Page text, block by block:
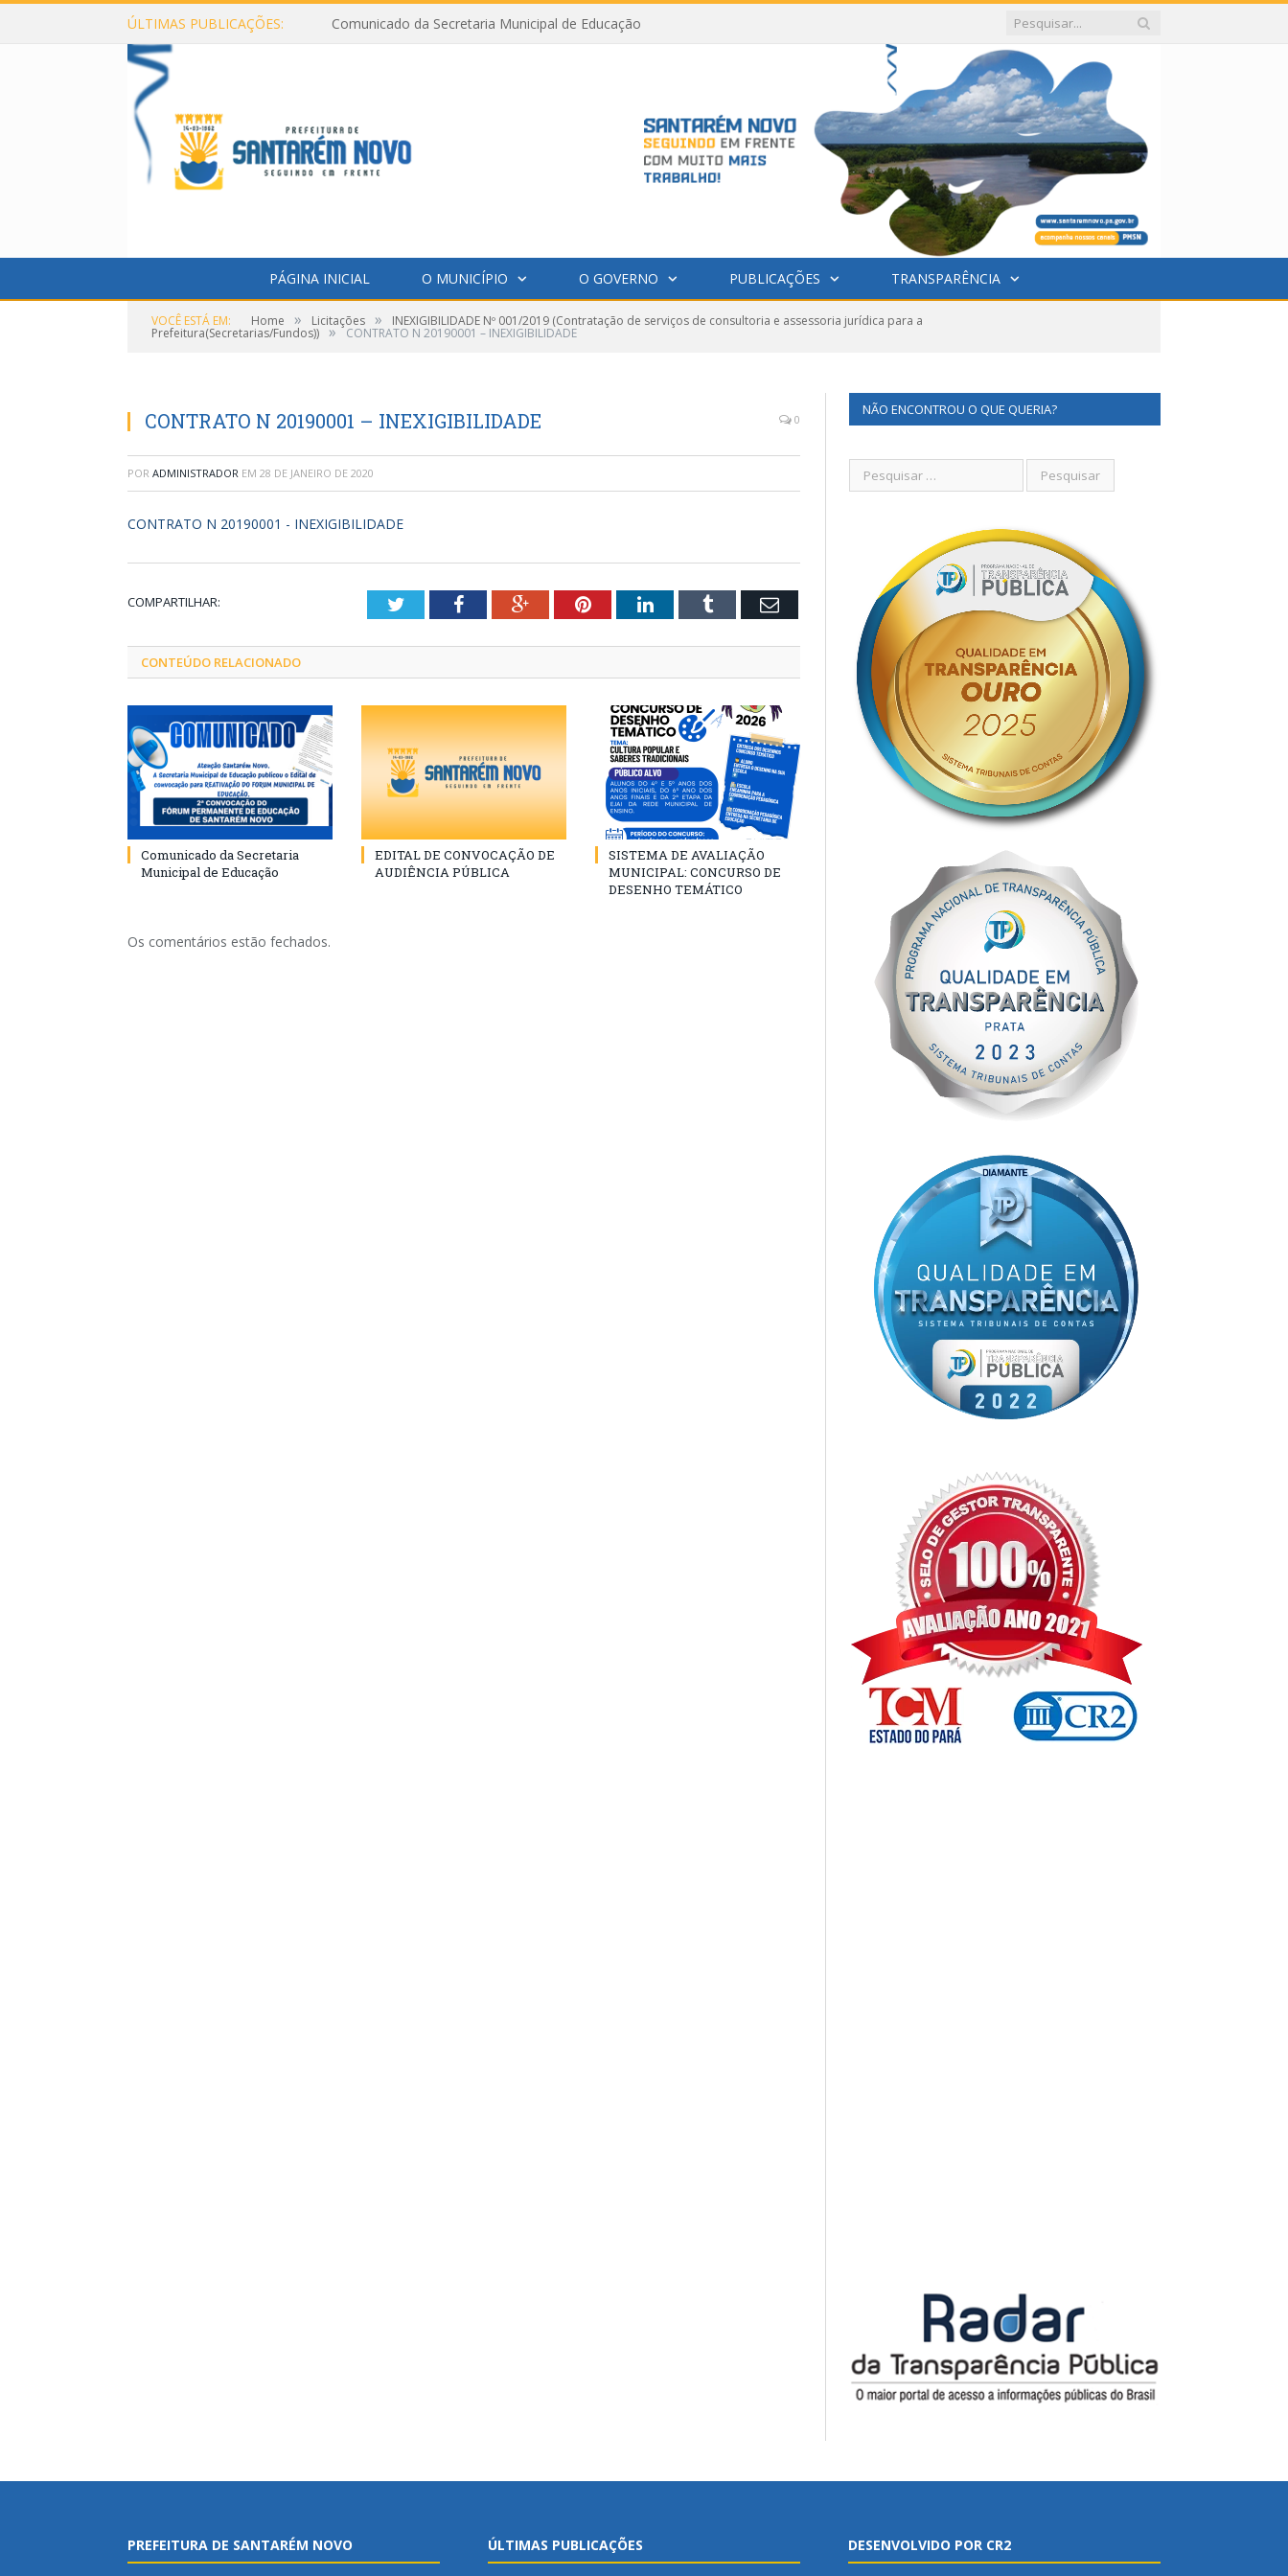
ÚLTIMAS PUBLICAÇÕES: Comunicado da Secretaria Municipal de Educação
PÁGINA INICIAL O MUNICÍPIO O GOVERNO PUBLICAÇÕES TRANSPARÊNCIA
VOCÊ ESTÁ EM: Home » Licitações » INEXIGIBILIDADE Nº 001/2019 (Contratação de serviços de consultoria e assessoria jurídica para a
Prefeitura(Secretarias/Fundos)) » CONTRATO N 20190001 – INEXIGIBILIDADE
CONTRATO N 20190001 – INEXIGIBILIDADE 0
POR ADMINISTRADOR EM 28 DE JANEIRO DE 2020
CONTRATO N 20190001 - INEXIGIBILIDADE
COMPARTILHAR: TwitterFacebookGoogle+PinterestLinkedInTumblr Email
CONTEÚDO RELACIONADO
Comunicado da Secretaria
Municipal de Educação
EDITAL DE CONVOCAÇÃO DE
AUDIÊNCIA PÚBLICA
SISTEMA DE AVALIAÇÃO
MUNICIPAL: CONCURSO DE
DESENHO TEMÁTICO
Os comentários estão fechados.
NÃO ENCONTROU O QUE QUERIA?
PREFEITURA DE SANTARÉM NOVO ÚLTIMAS PUBLICAÇÕES DESENVOLVIDO POR CR2